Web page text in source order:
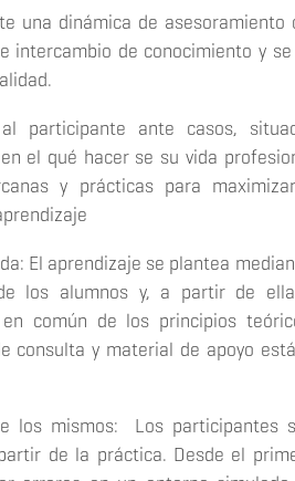
una dinámica de asesoramiento
intercambio de conocimiento y
participante ante casos,
el qué hacer se su vida
y prácticas para
El aprendizaje se plantea
los alumnos y, a partir de
común de los principios
consulta y material de apoyo
los mismos: Los participantes
de la práctica. Desde el